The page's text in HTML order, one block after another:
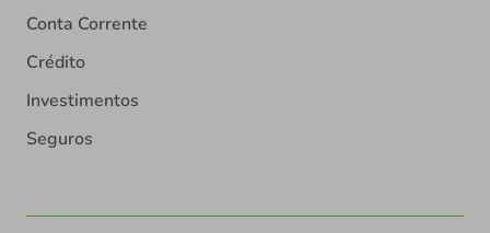
Conta Corrente
Crédito
Investimentos
Seguros